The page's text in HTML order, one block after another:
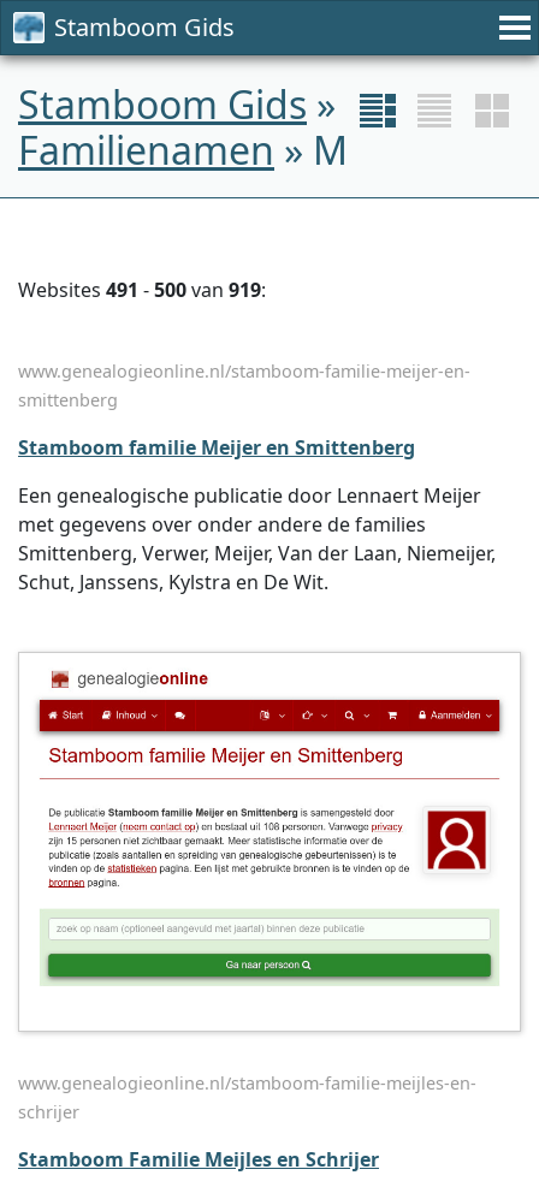
Stamboom Gids
Stamboom Gids »
Familienamen » M
Websites 491 -500van 919:
www.genealogieonline.nl/stamboom-familie-meijer-en-
smittenberg
Stamboom familie Meijer en Smittenberg
Een genealogische publicatie door Lennaert Meijer
met gegevens over onder andere de families
Smittenberg, Verwer, Meijer, Van der Laan, Niemeijer,
Schut, Janssens, Kylstra en De Wit.
www.genealogieonline.nl/stamboom-familie-meijles-en-
schrijer
Stamboom Familie Meijles en Schrijer